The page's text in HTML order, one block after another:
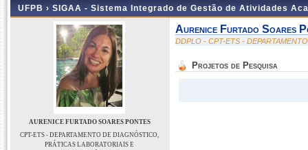
UFPB › SIGAA - Sistema Integrado de Gestão de Atividades
AURENICE FURTADO SOARES PONTES
CPT-ETS - DEPARTAMENTO DE DIAGNÓSTICO,
PRÁTICAS LABORATORIAIS E
Aurenice Furtado Soares
DDPLO - CPT-ETS -
Projetos de Pesquisa